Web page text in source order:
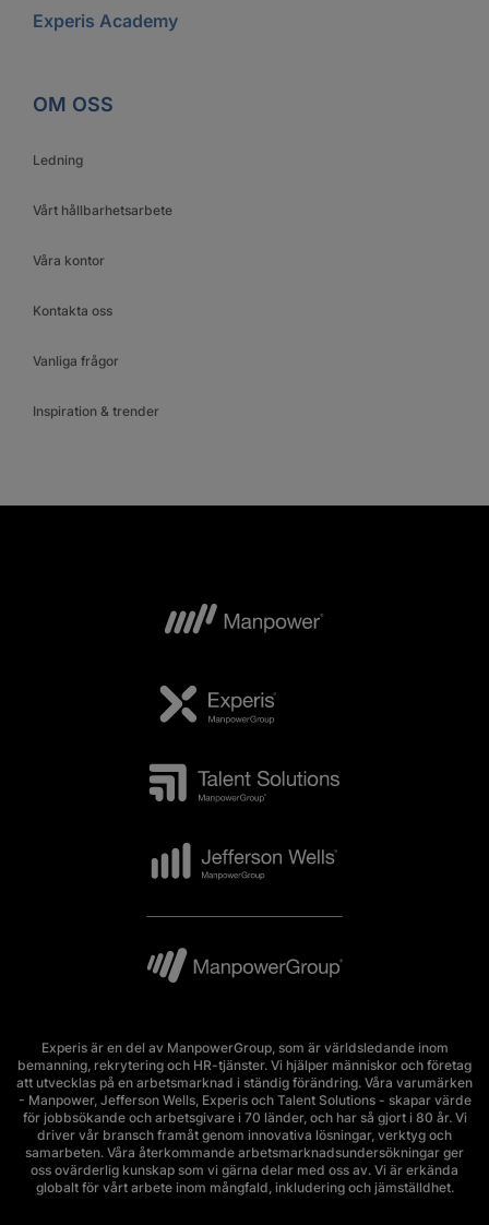
Experis Academy
OM OSS
Ledning
Vårt hållbarhetsarbete
Våra kontor
Kontakta oss
Vanliga frågor
Inspiration & trender
Experis är en del av ManpowerGroup, som är världsledande inom
bemanning, rekrytering och HR-tjänster. Vi hjälper människor och företag
att utvecklas på en arbetsmarknad i ständig förändring. Våra varumärken
- Manpower, Jefferson Wells, Experis och Talent Solutions - skapar värde
för jobbsökande och arbetsgivare i 70 länder, och har så gjort i 80 år. Vi
driver vår bransch framåt genom innovativa lösningar, verktyg och
samarbeten. Våra återkommande arbetsmarknadsundersökningar ger
oss ovärderlig kunskap som vi gärna delar med oss av. Vi är erkända
globalt för vårt arbete inom mångfald, inkludering och jämställdhet.